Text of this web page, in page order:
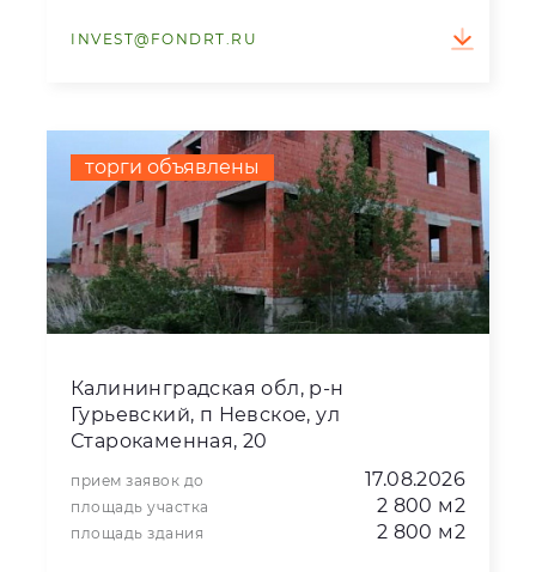
INVEST@FONDRT.RU
торги объявлены
Калининградская обл, р-н
Гурьевский, п Невское, ул
Старокаменная, 20
прием заявок до 17.08.2026
площадь участка 2 800 м2
площадь здания 2 800 м2